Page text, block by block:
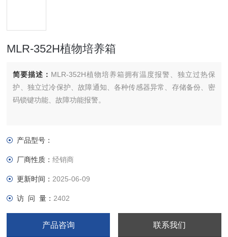
MLR-352H植物培养箱
简要描述： MLR-352H植物培养箱拥有温度报警、独立过热保
护、独立过冷保护、故障通知、各种传感器异常、存储备份、密
码锁键功能、故障功能报警。
产品型号：
厂商性质：经销商
更新时间： 2025-06-09
访 问 量： 2402
产品咨询 联系我们